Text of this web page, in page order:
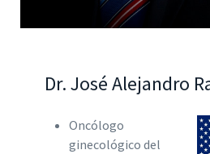
Dr. José Alejandro
Oncólogo
ginecológico del